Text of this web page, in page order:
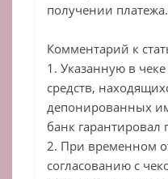
получении платежа.
Комментарий к
1. Указанную в
средств,
депонированных
банк гарантировал
2. При временном
согласованию с